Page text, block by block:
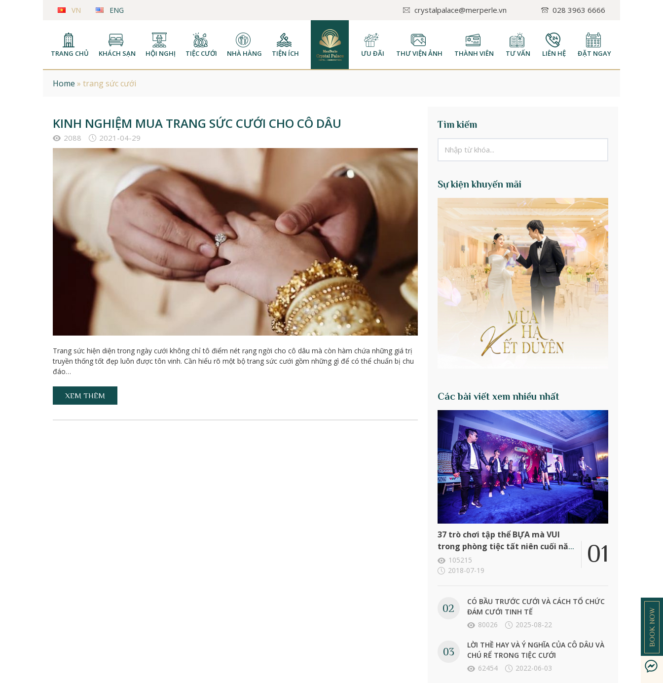
VN ENG crystalpalace@merperle.vn 028 3963 6666
TRANG CHỦ KHÁCH SẠN HỘI NGHỊ TIỆC CƯỚI NHÀ HÀNG TIỆN ÍCH ƯU ĐÃI THƯ VIỆN ẢNH THÀNH VIÊN TƯ VẤN LIÊN HỆ ĐẶT NGAY
Home » trang sức cưới
KINH NGHIỆM MUA TRANG SỨC CƯỚI CHO CÔ DÂU
2088 2021-04-29
Trang sức hiện diện trong ngày cưới không chỉ tô điểm nét rạng ngời cho cô dâu mà còn hàm chứa những giá trị
truyền thống tốt đẹp luôn được tôn vinh. Cần hiểu rõ một bộ trang sức cưới gồm những gì để có thể chuẩn bị chu
đáo…
XEM THÊM
Tìm kiếm
Sự kiện khuyến mãi
Các bài viết xem nhiều nhất
37 trò chơi tập thể BỰA mà VUI
trong phòng tiệc tất niên cuối năm
công ty
105215
2018-07-19
CÓ BẦU TRƯỚC CƯỚI VÀ CÁCH TỔ CHỨC
ĐÁM CƯỚI TINH TẾ
80026
2025-08-22
LỜI THỀ HAY VÀ Ý NGHĨA CỦA CÔ DÂU VÀ
CHÚ RỂ TRONG TIỆC CƯỚI
62454
2022-06-03
BOOK NOW